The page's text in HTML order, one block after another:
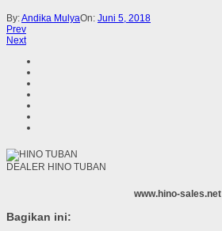
By:Andika MulyaOn: Juni 5, 2018
Prev
Next
DEALER HINO TUBAN
www.hino-sales.net
Bagikan ini: